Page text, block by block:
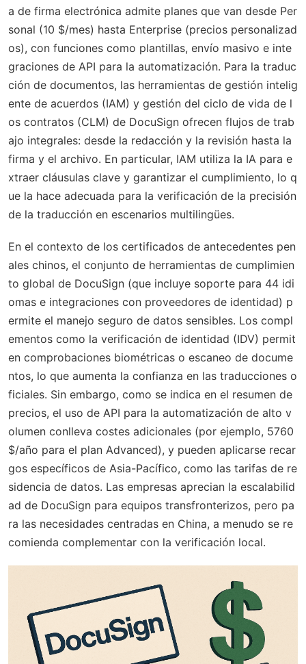
a de firma electrónica admite planes que van desde Per
sonal (10 $/mes) hasta Enterprise (precios personalizad
os), con funciones como plantillas, envío masivo e inte
graciones de API para la automatización. Para la traduc
ción de documentos, las herramientas de gestión intelig
ente de acuerdos (IAM) y gestión del ciclo de vida de l
os contratos (CLM) de DocuSign ofrecen flujos de trab
ajo integrales: desde la redacción y la revisión hasta la
firma y el archivo. En particular, IAM utiliza la IA para e
xtraer cláusulas clave y garantizar el cumplimiento, lo q
ue la hace adecuada para la verificación de la precisión
de la traducción en escenarios multilingües.
En el contexto de los certificados de antecedentes pen
ales chinos, el conjunto de herramientas de cumplimien
to global de DocuSign (que incluye soporte para 44 idi
omas e integraciones con proveedores de identidad) p
ermite el manejo seguro de datos sensibles. Los compl
ementos como la verificación de identidad (IDV) permit
en comprobaciones biométricas o escaneo de docume
ntos, lo que aumenta la confianza en las traducciones o
ficiales. Sin embargo, como se indica en el resumen de
precios, el uso de API para la automatización de alto v
olumen conlleva costes adicionales (por ejemplo, 5760
$/año para el plan Advanced), y pueden aplicarse recar
gos específicos de Asia-Pacífico, como las tarifas de re
sidencia de datos. Las empresas aprecian la escalabilid
ad de DocuSign para equipos transfronterizos, pero pa
ra las necesidades centradas en China, a menudo se re
comienda complementar con la verificación local.